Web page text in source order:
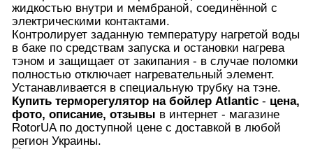
жидкостью внутри и мембраной, соединённой с
электрическими контактами.
Контролирует заданную температуру нагретой воды
в баке по средствам запуска и остановки нагрева
тэном и защищает от закипания - в случае поломки
полностью отключает нагревательный элемент.
Устанавливается в специальную трубку на тэне.
Купить терморегулятор на бойлер Atlantic - цена,
фото, описание, отзывы в интернет - магазине
RotorUA по доступной цене с доставкой в любой
регион Украины.